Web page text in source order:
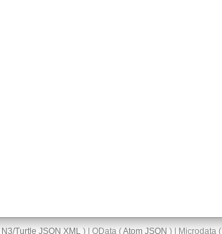
N3/Turtle JSON XML) | OData (Atom JSON ) | Microdata (